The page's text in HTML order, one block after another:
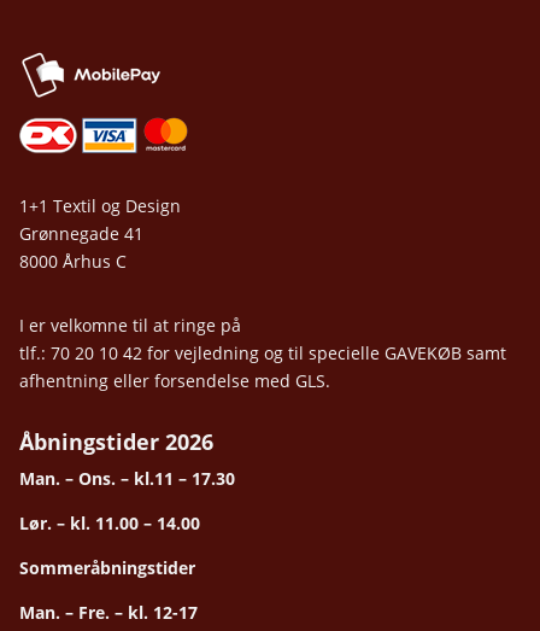
1+1 Textil og Design
Grønnegade 41
8000 Århus C
I er velkomne til at ringe på
tlf.: 70 20 10 42 for vejledning og til specielle GAVEKØB samt
afhentning eller forsendelse med GLS.
Åbningstider 2026
Man. – Ons. – kl.11 – 17.30
Lør. – kl. 11.00 – 14.00
Sommeråbningstider
Man. – Fre. – kl. 12-17